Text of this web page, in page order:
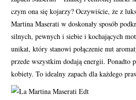
czym ona się kojarzy? Oczywiście, że z
Martina Maserati w doskonały sposób
silnych, pewnych i siebie i kochających
unikat, który stanowi połączenie nut
przede wszystkim dodają energii. Ponadto
kobiety. To idealny zapach dla każdego